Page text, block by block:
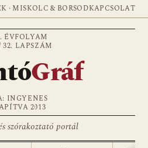
· MISKOLC & BORSODKAPCSOLAT
ÉVFOLYAM
32. LAPSZÁM
Gráf
INGYENES
2013
szórakoztató portál